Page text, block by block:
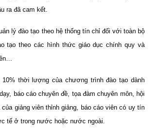
ra đã cam kết.
lý đào tạo theo hệ thống tín chỉ đối với toàn bộ
tạo theo các hình thức giáo dục chính quy và
thời lượng của chương trình đào tạo dành
báo cáo chuyên đề, tọa đàm chuyên môn, hội
giảng viên thỉnh giảng, báo cáo viên có uy tín
tế ở trong nước hoặc nước ngoài.